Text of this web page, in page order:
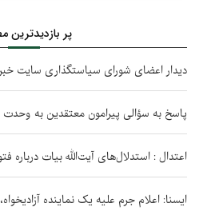
پر بازدیدترین
دیدار اعضای شورای سیاستگذاری سایت
پاسخ به سؤالی پیرامون معتقدین به
اعتدال : استدلال‌های آیت‌الله بیات درباره
ایسنا: اعلام جرم علیه یک نماینده